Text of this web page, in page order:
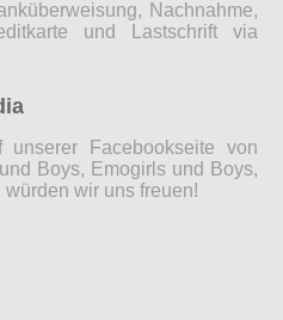
Nachnahme,
und Lastschrift via
Facebookseite von
Boys, Emogirls und Boys,
wir uns freuen!